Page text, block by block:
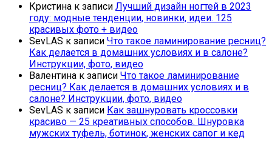
Кристина к записи Лучший дизайн ногтей в 2023
году: модные тенденции, новинки, идеи. 125
красивых фото + видео
SevLAS к записи Что такое ламинирование ресниц?
Как делается в домашних условиях и в салоне?
Инструкции, фото, видео
Валентина к записи Что такое ламинирование
ресниц? Как делается в домашних условиях и в
салоне? Инструкции, фото, видео
SevLAS к записи Как зашнуровать кроссовки
красиво — 25 креативных способов. Шнуровка
мужских туфель, ботинок, женских сапог и кед